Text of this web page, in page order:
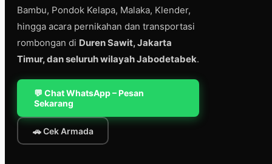
Bambu, Pondok Kelapa, Malaka, Klender,
hingga acara pernikahan dan transportasi
rombongan di Duren Sawit, Jakarta
Timur, dan seluruh wilayah Jabodetabek.
💬 Chat WhatsApp – Pesan
Sekarang
🚗 Cek Armada